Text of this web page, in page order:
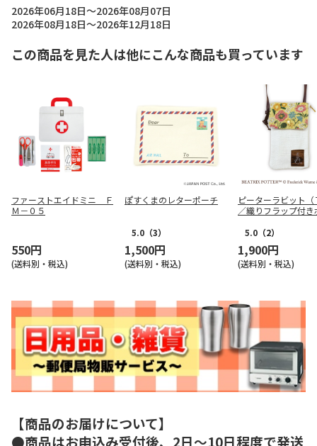
2026年06月18日～2026年08月07日
2026年08月18日～2026年12月18日
この商品を見た人は他にこんな商品も買っています
ファーストエイドミニ Ｆ
Ｍ－０５
550円
(送料別・税込)
ぽすくまのレターポーチ
5.0 （3）
1,500円
(送料別・税込)
ピーターラビット（
／織りフラップ付き
5.0 （2）
1,900円
(送料別・税込)
【商品のお届けについて】
●商品はお申込み受付後、2日～10日程度で発送